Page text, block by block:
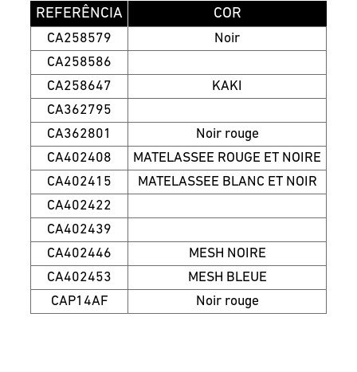
REFERÊNCIA COR
CA258579
Noir
CA258586
CA258647
KAKI
CA362795
CA362801
Noir rouge
CA402408
MATELASSEE ROUGE ET NOIRE
CA402415
MATELASSEE BLANC ET NOIR
CA402422
CA402439
CA402446
MESH NOIRE
CA402453
MESH BLEUE
CAP14AF
Noir rouge